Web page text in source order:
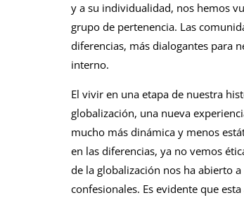
y a su individualidad, nos hemos
grupo de pertenencia. Las
diferencias, más dialogantes para
interno.
El vivir en una etapa de nuestra
globalización, una nueva
mucho más dinámica y menos
en las diferencias, ya no vemos
de la globalización nos ha abierto
confesionales. Es evidente que